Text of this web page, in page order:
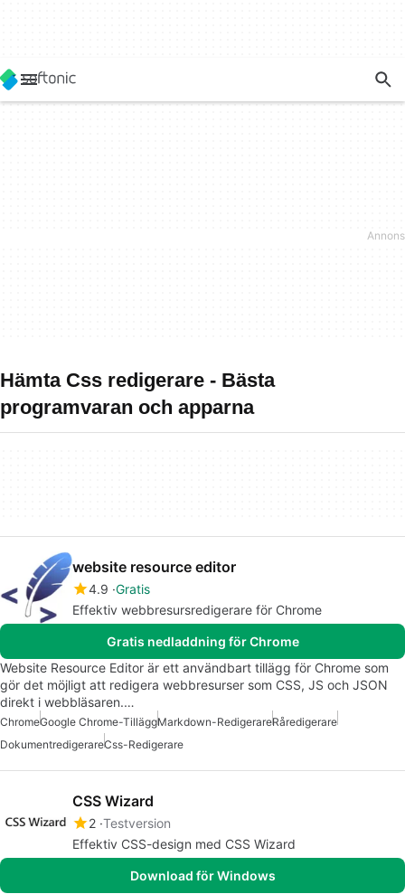
Hämta Css redigerare - Bästa
programvaran och apparna
website resource editor
4.9 Gratis
Effektiv webbresursredigerare för Chrome
Gratis nedladdning för Chrome
Website Resource Editor är ett användbart tillägg för Chrome som
gör det möjligt att redigera webbresurser som CSS, JS och JSON
direkt i webbläsaren.…
ChromeGoogle Chrome-TilläggMarkdown-RedigerareRåredigerare
DokumentredigerareCss-Redigerare
CSS Wizard
2 Testversion
Effektiv CSS-design med CSS Wizard
Download för Windows